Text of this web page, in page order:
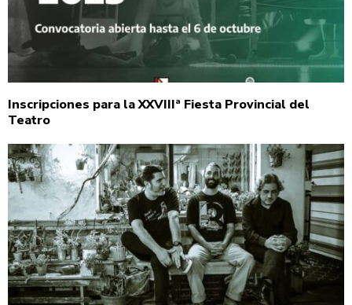
Inscripciones para la XXVIIIª Fiesta Provincial del
Teatro